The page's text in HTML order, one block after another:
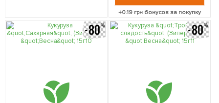
+0.19 грн бонусов за покупку